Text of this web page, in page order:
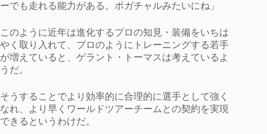
ーでも走れる能力がある。ポガチャルみたいにね」
このように近年は進化するプロの知見・装備をいちは
やく取り入れて、プロのようにトレーニングする若手
が増えていると、ゲラント・トーマスは考えているよ
うだ。
そうすることでより効率的に合理的に選手として強く
なれ、より早くワールドツアーチームとの契約を実現
できるというわけだ。